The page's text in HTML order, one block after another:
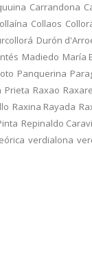
Carrandona
Collaos
Durón
Madiedo María
Panquerina
Prieta Raxao
Raxina Rayada
Repinaldo
verdialona